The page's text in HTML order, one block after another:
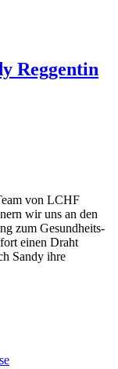
Reggentin
von LCHF
wir uns an den
zum Gesundheits-
einen Draht
Sandy ihre